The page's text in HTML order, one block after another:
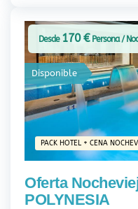
PACK HOTEL + CENA
Disponible
Oferta
POLYNESIA
Desde 170 €Persona /